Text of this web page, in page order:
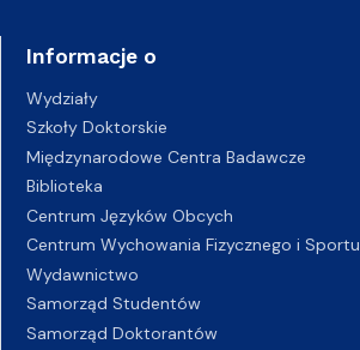
Informacje o
Wydziały
Szkoły Doktorskie
Międzynarodowe Centra Badawcze
Biblioteka
Centrum Języków Obcych
Centrum Wychowania Fizycznego i Sportu
Wydawnictwo
Samorząd Studentów
Samorząd Doktorantów